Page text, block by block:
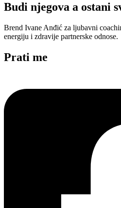
Budi njegova a ostani
Brend Ivane Anđić za ljubavni
energiju i zdravije partnerske odnose.
Prati me